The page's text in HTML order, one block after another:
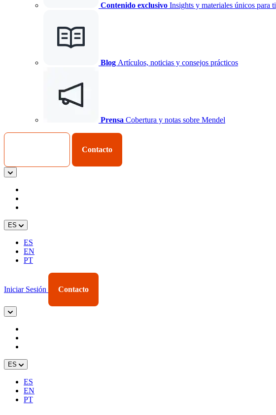
Contenido exclusivo Insights y materiales únicos para ti
Blog Artículos, noticias y consejos prácticos
Prensa Cobertura y notas sobre Mendel
Contacto
ES
ES
EN
PT
Iniciar Sesión Contacto
ES
ES
EN
PT